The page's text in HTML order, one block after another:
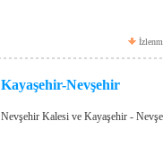
Kayaşehir-Nevşehir
Nevşehir Kalesi ve Kayaşehir -